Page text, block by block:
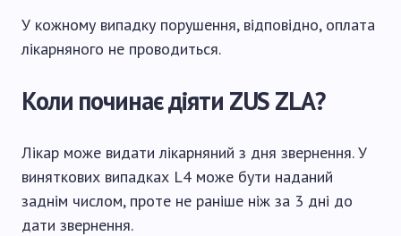
У кожному випадку порушення, відповідно, оплата
лікарняного не проводиться.
Коли починає діяти ZUS ZLA?
Лікар може видати лікарняний з дня звернення. У
виняткових випадках L4 може бути наданий
заднім числом, проте не раніше ніж за 3 дні до
дати звернення.